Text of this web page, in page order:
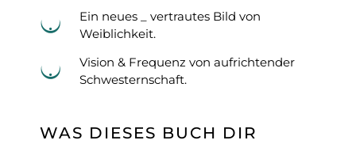
Ein neues _ vertrautes Bild von
Weiblichkeit.
Vision & Frequenz von aufrichtender
Schwesternschaft.
WAS DIESES BUCH DIR